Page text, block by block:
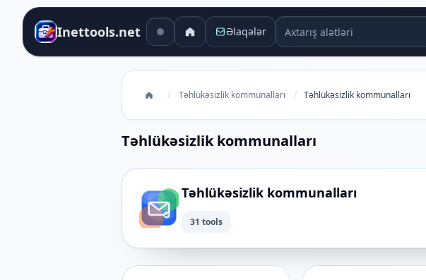
Inettools.net Əlaqələr Axtarış alətləri
/ Təhlükəsizlik kommunalları / Təhlükəsizlik kommunalları
Təhlükəsizlik kommunalları
Təhlükəsizlik kommunalları
31 tools